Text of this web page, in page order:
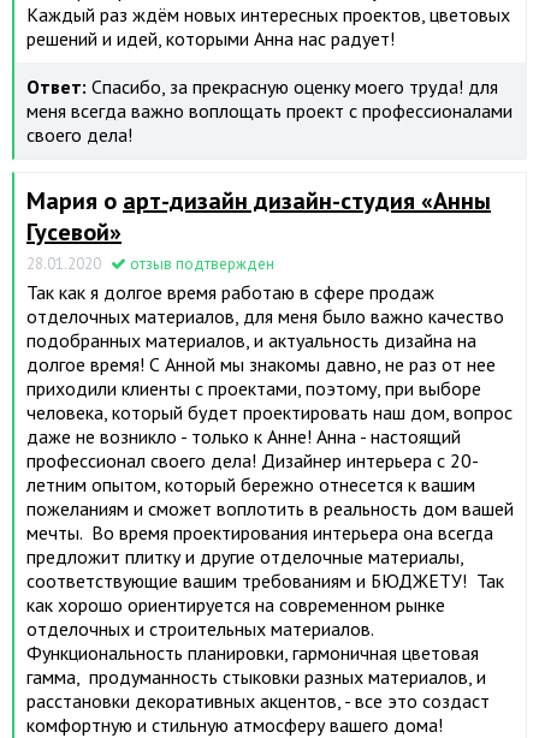
Каждый раз ждём новых интересных проектов, цветовых
решений и идей, которыми Анна нас радует!
Ответ: Спасибо, за прекрасную оценку моего труда! для
меня всегда важно воплощать проект с профессионалами
своего дела!
Мария о арт-дизайн дизайн-студия «Анны
Гусевой»
28.01.2020 отзыв подтвержден
Так как я долгое время работаю в сфере продаж
отделочных материалов, для меня было важно качество
подобранных материалов, и актуальность дизайна на
долгое время! С Анной мы знакомы давно, не раз от нее
приходили клиенты с проектами, поэтому, при выборе
человека, который будет проектировать наш дом, вопрос
даже не возникло - только к Анне! Анна - настоящий
профессионал своего дела! Дизайнер интерьера с 20-
летним опытом, который бережно отнесется к вашим
пожеланиям и сможет воплотить в реальность дом вашей
мечты. Во время проектирования интерьера она всегда
предложит плитку и другие отделочные материалы,
соответствующие вашим требованиям и БЮДЖЕТУ! Так
как хорошо ориентируется на современном рынке
отделочных и строительных материалов.
Функциональность планировки, гармоничная цветовая
гамма, продуманность стыковки разных материалов, и
расстановки декоративных акцентов, - все это создаст
комфортную и стильную атмосферу вашего дома!